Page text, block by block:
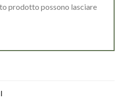
prodotto possono lasciare